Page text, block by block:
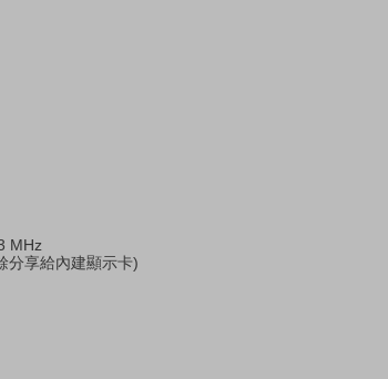
MHz
分享給內建顯示卡)